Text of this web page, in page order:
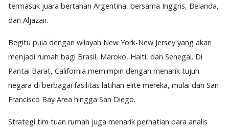
termasuk juara bertahan Argentina, bersama Inggris, Belanda,
dan Aljazair.
Begitu pula dengan wilayah New York-New Jersey yang akan
menjadi rumah bagi Brasil, Maroko, Haiti, dan Senegal. Di
Pantai Barat, California memimpin dengan menarik tujuh
negara di berbagai fasilitas latihan elite mereka, mulai dari San
Francisco Bay Area hingga San Diego.
Strategi tim tuan rumah juga menarik perhatian para analis